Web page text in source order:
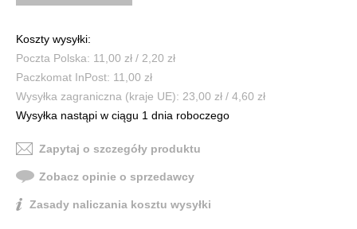
Koszty wysyłki:
Poczta Polska: 11,00 zł / 2,20 zł
Paczkomat InPost: 11,00 zł
Wysyłka zagraniczna (kraje UE): 23,00 zł / 4,60 zł
Wysyłka nastąpi w ciągu 1 dnia roboczego
Zapytaj o szczegóły produktu
Zobacz opinie o sprzedawcy
Zasady naliczania kosztu wysyłki